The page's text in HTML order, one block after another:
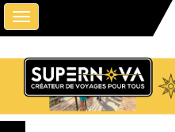
Toggle
navigation